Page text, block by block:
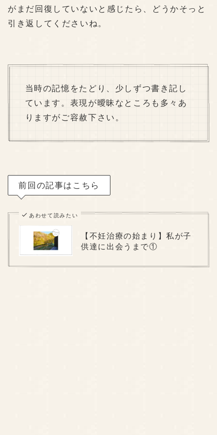
がまだ回復していないと感じたら、どうかそっと
引き返してくださいね。
当時の記憶をたどり、少しずつ書き記し
ています。表現が曖昧なところも多々あ
りますがご容赦下さい。
前回の記事はこちら
あわせて読みたい
【不妊治療の始まり】私が子
供達に出会うまで①